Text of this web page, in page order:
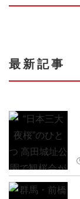
最新記事